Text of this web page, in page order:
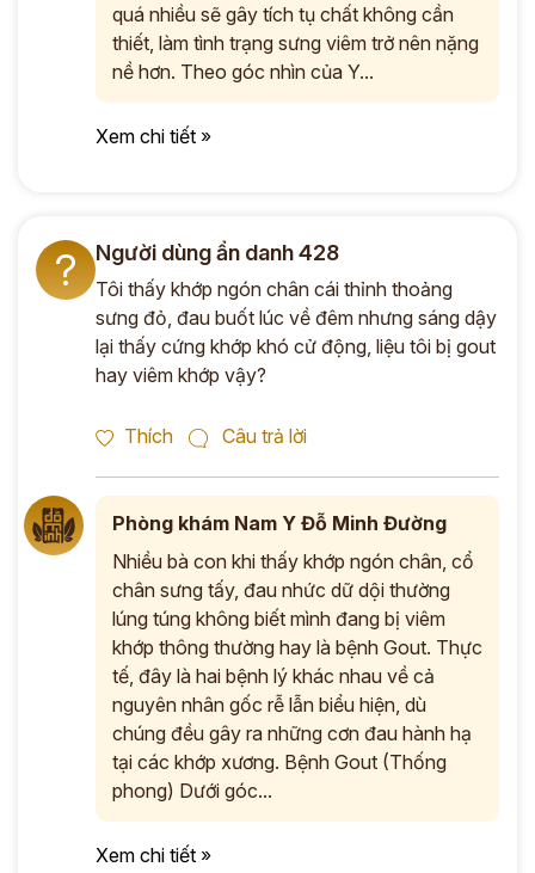
quá nhiều sẽ gây tích tụ chất không cần
thiết, làm tình trạng sưng viêm trở nên nặng
nề hơn. Theo góc nhìn của Y...
Xem chi tiết »
? Người dùng ẩn danh 428
Tôi thấy khớp ngón chân cái thỉnh thoảng
sưng đỏ, đau buốt lúc về đêm nhưng sáng dậy
lại thấy cứng khớp khó cử động, liệu tôi bị gout
hay viêm khớp vậy?
Thích Câu trả lời
Phòng khám Nam Y Đỗ Minh Đường
Nhiều bà con khi thấy khớp ngón chân, cổ
chân sưng tấy, đau nhức dữ dội thường
lúng túng không biết mình đang bị viêm
khớp thông thường hay là bệnh Gout. Thực
tế, đây là hai bệnh lý khác nhau về cả
nguyên nhân gốc rễ lẫn biểu hiện, dù
chúng đều gây ra những cơn đau hành hạ
tại các khớp xương. Bệnh Gout (Thống
phong) Dưới góc...
Xem chi tiết »